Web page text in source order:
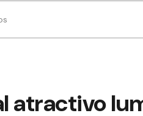
atractivo